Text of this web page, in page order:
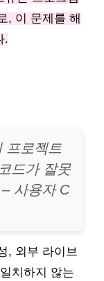
, 이 문제를 해
.
프로젝트
드가 잘못
사용자 C
, 외부 라이브
치하지 않는